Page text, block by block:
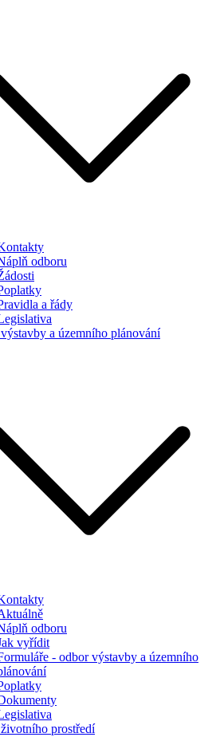
odboru
a řády
a územního plánování
odboru
vyřídit
- odbor výstavby a územního
prostředí